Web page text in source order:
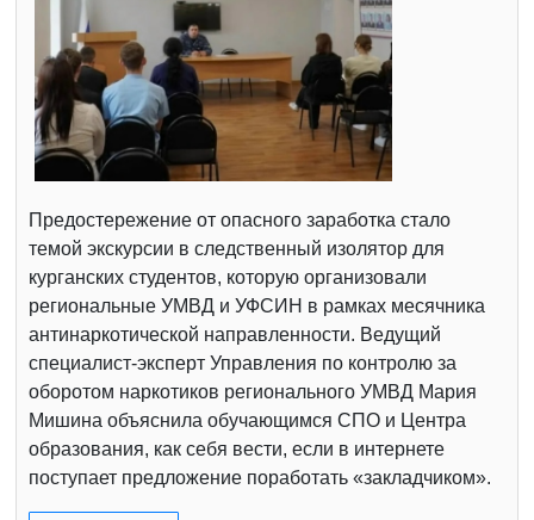
Предостережение от опасного заработка стало
темой экскурсии в следственный изолятор для
курганских студентов, которую организовали
региональные УМВД и УФСИН в рамках месячника
антинаркотической направленности. Ведущий
специалист-эксперт Управления по контролю за
оборотом наркотиков регионального УМВД Мария
Мишина объяснила обучающимся СПО и Центра
образования, как себя вести, если в интернете
поступает предложение поработать «закладчиком».